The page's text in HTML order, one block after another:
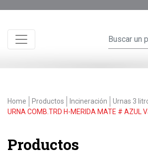
Home Productos Incineración
Urnas 3
URNA COMB.TRD H-MERIDA MATE # AZUL
Productos